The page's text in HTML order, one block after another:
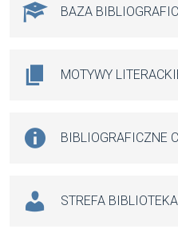
BAZA
MOTYWY
BIBLIOGRAFICZNE
STREFA